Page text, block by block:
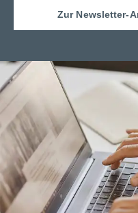
Zur Newsletter-